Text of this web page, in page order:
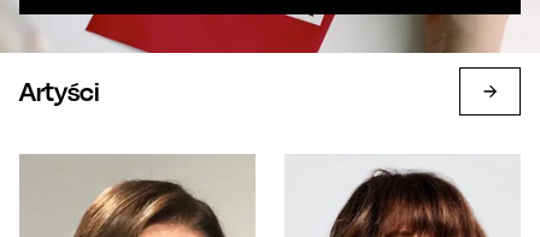
Artyści